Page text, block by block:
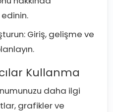
Giriş, gelişme ve
Kullanma
daha ilgi
grafikler ve